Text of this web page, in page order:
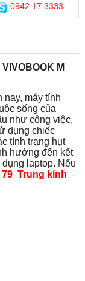
0942.17.3333
M
nay, máy tính
sống của
như công việc,
dụng chiếc
tình trạng hụt
hướng đến kết
laptop. Nếu
79 Trung kính